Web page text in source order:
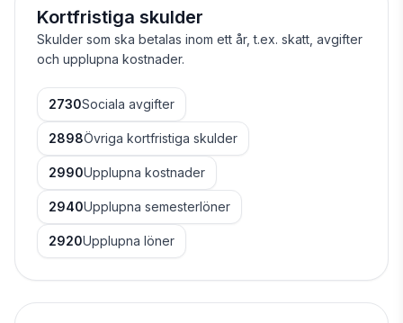
Kortfristiga skulder
Skulder som ska betalas inom ett år, t.ex. skatt, avgifter
och upplupna kostnader.
2730Sociala avgifter
2898Övriga kortfristiga skulder
2990Upplupna kostnader
2940Upplupna semesterlöner
2920Upplupna löner